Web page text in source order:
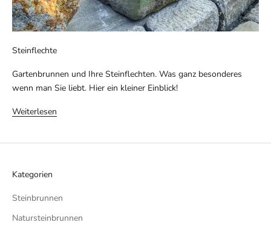
Steinflechte
Gartenbrunnen und Ihre Steinflechten. Was ganz besonderes
wenn man Sie liebt. Hier ein kleiner Einblick!
Weiterlesen
Kategorien
Steinbrunnen
Natursteinbrunnen